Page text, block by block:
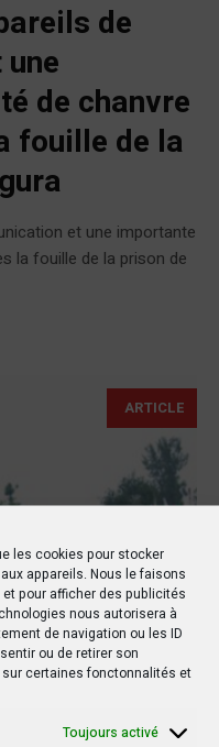
les cookies pour stocker
appareils. Nous le faisons
pour afficher des publicités
nous autorisera à
de navigation ou les ID
ou de retirer son
certaines fonctonnalités et
Toujours activé
de
de chanvre
fouille de la
et une importante
la fouille de la prison de
ARTICLE